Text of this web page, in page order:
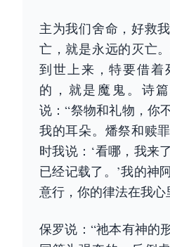
主为我们舍命，好救
亡，就是永远的灭亡
到世上来，特要借着
的，就是魔鬼。诗
说：“祭物和礼物，你
我的耳朵。燔祭和赎
时我说：‘看哪，我来
已经记载了。’我的神
意行，你的律法在我心
保罗说：“祂本有神的